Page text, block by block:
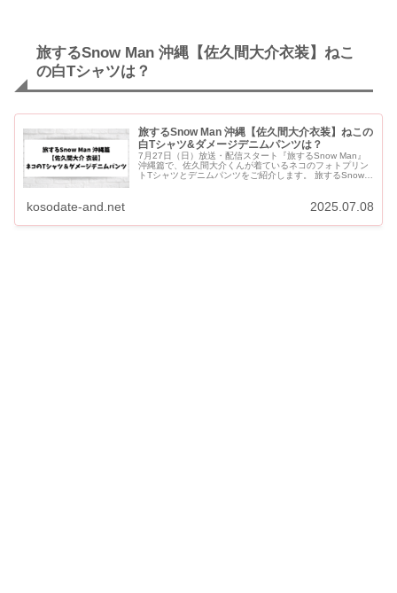
旅するSnow Man 沖縄【佐久間大介衣装】ねこ
の白Tシャツは？
旅するSnow Man 沖縄【佐久間大介衣装】ねこの
白Tシャツ&ダメージデニムパンツは？
7月27日（日）放送・配信スタート『旅するSnow Man』
沖縄篇で、佐久間大介くんが着ているネコのフォトプリン
トTシャツとデニムパンツをご紹介します。 旅するSnow
kosodate-and.net 2025.07.08